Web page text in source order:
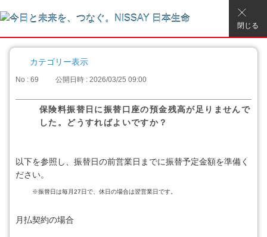
閉じる
カテゴリー表示
No : 69 公開日時 : 2026/03/25 09:00
保険料振替日に振替口座の預金残高が足りませんで
した。どうすればよいですか？
以下を参照し、振替日の前営業日までに振替予定金額を準備く
ださい。
※振替日は毎月27日で、休日の場合は翌営業日です。
月払契約の場合